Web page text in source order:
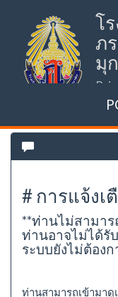
โ
ภ
มุ
# การแจ้งเ
**ท่านไม่สามาร
ท่านอาจไม่ได้รั
ระบบยังไม่ต้อง
ท่านสามารถเข้ามาดู